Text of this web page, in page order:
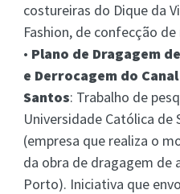
costureiras do Dique da
Fashion, de confecção
• Plano de Dragagem
e Derrocagem do
Santos: Trabalho de
Universidade Católica de
(empresa que realiza o
da obra de dragagem de
Porto). Iniciativa que